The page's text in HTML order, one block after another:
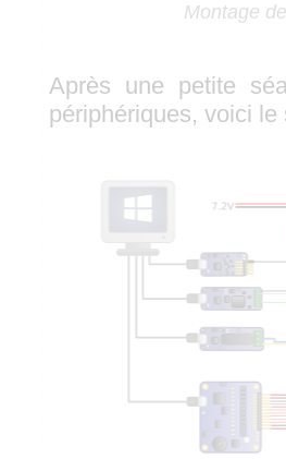
Montage
Après une petite
périphériques, voici